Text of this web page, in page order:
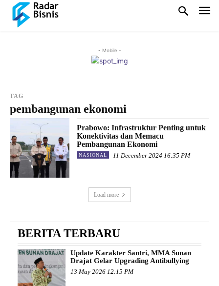
- Mobile -
TAG
pembangunan ekonomi
Prabowo: Infrastruktur Penting untuk
Konektivitas dan Memacu
Pembangunan Ekonomi
NASIONAL 11 December 2024 16:35 PM
Load more
BERITA TERBARU
Update Karakter Santri, MMA Sunan
Drajat Gelar Upgrading Antibullying
13 May 2026 12:15 PM